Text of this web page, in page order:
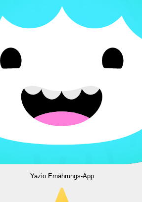
Yazio Ernährungs-App